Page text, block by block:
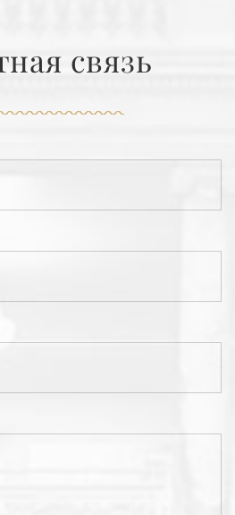
связь